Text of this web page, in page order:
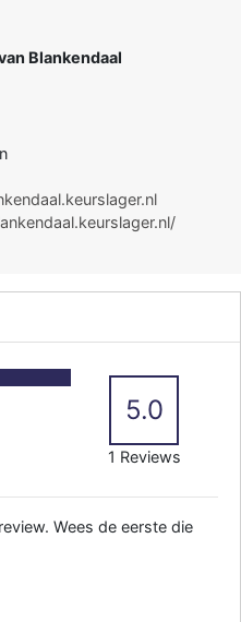
Blankendaal
5.0
1 Reviews
Wees de eerste die